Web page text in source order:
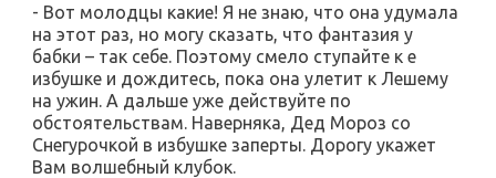
- Вот молодцы какие! Я не знаю, что она удумала
на этот раз, но могу сказать, что фантазия у
бабки – так себе. Поэтому смело ступайте к е
избушке и дождитесь, пока она улетит к Лешему
на ужин. А дальше уже действуйте по
обстоятельствам. Наверняка, Дед Мороз со
Снегурочкой в избушке заперты. Дорогу укажет
Вам волшебный клубок.